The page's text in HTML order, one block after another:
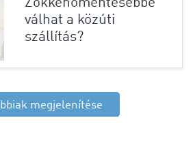
Zökkenőmentesebbé
válhat a közúti
szállítás?
megjelenítése